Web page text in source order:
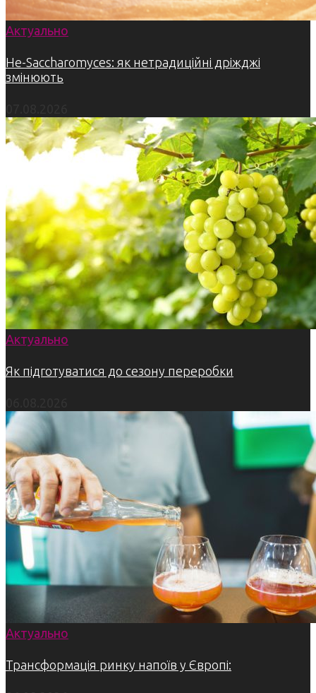
Актуально
Не-Saccharomyces: як нетрадиційні дріжджі
змінюють
Актуально
Як підготуватися до сезону переробки
Актуально
Трансформація ринку напоїв у Європі: